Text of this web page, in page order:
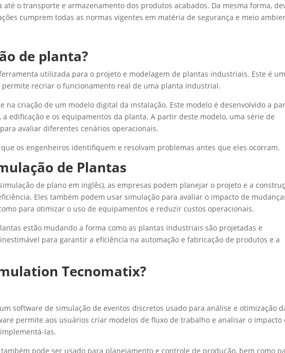
o transporte e armazenamento dos produtos acabados. Da mesma forma,
cumprem todas as normas vigentes em matéria de segurança e meio
de planta?
utilizada para o projeto e modelagem de plantas industriais. Este é um
recriar o funcionamento real de uma planta industrial.
na criação de um modelo digital da instalação. Este modelo é desenvolvido a
edificação e os equipamentos da planta. A partir deste modelo, uma série de
avaliar diferentes cenários operacionais.
os engenheiros identifiquem e resolvam problemas antes que eles ocorram.
de Plantas
de plano em inglês), as empresas podem planejar o projeto e a
Eles também podem usar simulação para avaliar o impacto de
para otimizar o uso de equipamentos e reduzir custos operacionais.
estão mudando a forma como as plantas industriais são projetadas e
para garantir a eficiência na automação e fabricação de produtos e a
Tecnomatix?
software de simulação de eventos discretos usado para análise e otimização
permite aos usuários criar modelos de fluxo de trabalho e analisar o impacto
las.
pode ser usado para planejamento e controle de produção, bem como